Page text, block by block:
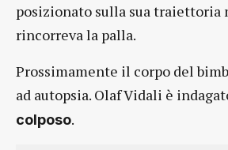
posizionato sulla sua traiettoria
rincorreva la palla.
Prossimamente il corpo del
ad autopsia. Olaf Vidali è
colposo.